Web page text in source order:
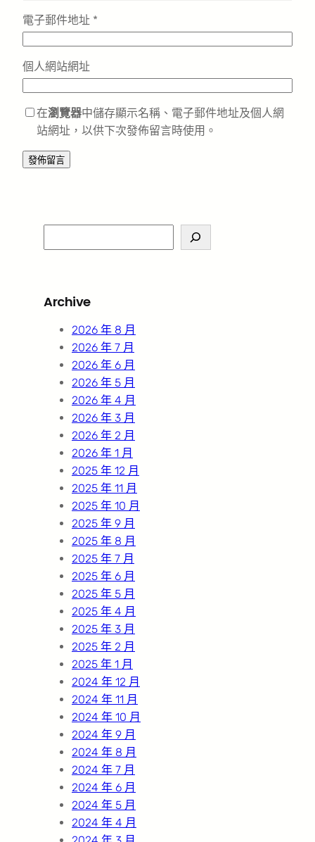
電子郵件地址 *
個人網站網址
在瀏覽器中儲存顯示名稱、電子郵件地址及個人網
站網址，以供下次發佈留言時使用。
e
c
Archive
2026 年 8 月
2026 年 7 月
2026 年 6 月
2026 年 5 月
2026 年 4 月
2026 年 3 月
2026 年 2 月
2026 年 1 月
2025 年 12 月
2025 年 11 月
2025 年 10 月
2025 年 9 月
2025 年 8 月
2025 年 7 月
2025 年 6 月
2025 年 5 月
2025 年 4 月
2025 年 3 月
2025 年 2 月
2025 年 1 月
2024 年 12 月
2024 年 11 月
2024 年 10 月
2024 年 9 月
2024 年 8 月
2024 年 7 月
2024 年 6 月
2024 年 5 月
2024 年 4 月